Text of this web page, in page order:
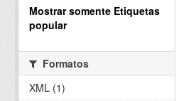
Mostrar somente Etiquetas
popular
Formatos
XML (1)